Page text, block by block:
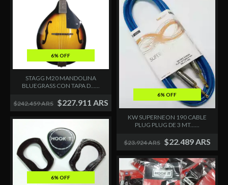
6% OFF
STAGG M20 MANDOLINA
BLUEGRASS CON TAPA D......
$242.459 ARS $227.911 ARS
6% OFF
KW SUPERNEON 190 CABLE
PLUG PLUG DE 3 MT......
$23.924 ARS $22.489 ARS
6% OFF